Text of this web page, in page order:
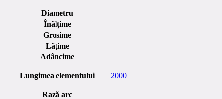
Diametru
Înălțime
Grosime
Lățime
Adâncime
Lungimea elementului 2000
Rază arc